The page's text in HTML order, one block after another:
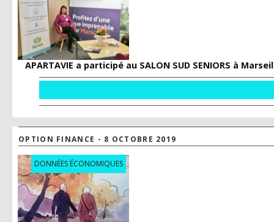
APARTAVIE a participé au SALON SUD SENIORS à
OPTION FINANCE - 8 OCTOBRE 2019
DONNÉES ÉCONOMIQUES